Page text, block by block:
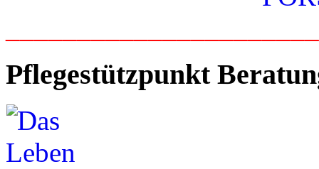
Pflegestützpunkt